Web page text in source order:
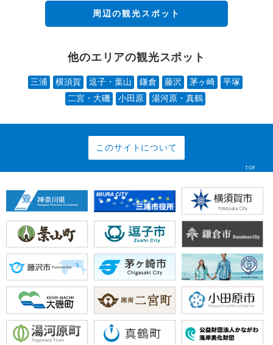
周辺の観光スポット
他のエリアの観光スポット
三浦 横須賀 逗子・葉山 鎌倉 藤沢 茅ヶ崎
平塚
二宮・大磯
小田原 湯河原・真鶴
このサイトについて
TOP